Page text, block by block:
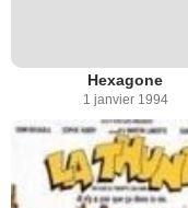
Hexagone
1 janvier 1994